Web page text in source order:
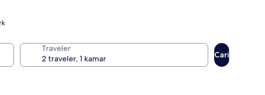
Traveler
Cari